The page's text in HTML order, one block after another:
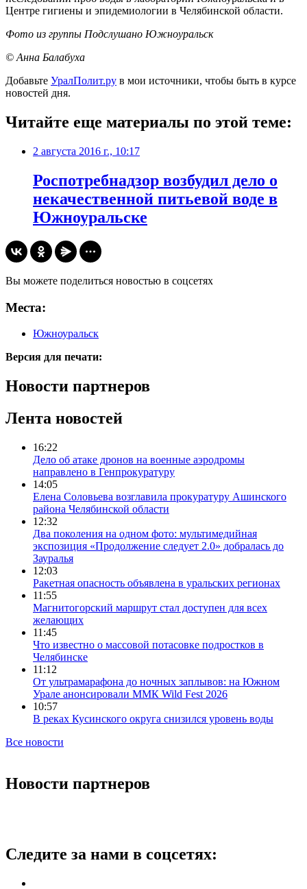
Центре гигиены и эпидемиологии в Челябинской области.
Фото из группы Подслушано Южноуральск
© Анна Балабуха
Добавьте УралПолит.ру в мои источники, чтобы быть в курсе
новостей дня.
Читайте еще материалы по этой теме:
2 августа 2016 г., 10:17
Роспотребнадзор возбудил дело о
некачественной питьевой воде в
Южноуральске
Вы можете поделиться новостью в соцсетях
Места:
Южноуральск
Версия для печати:
Новости партнеров
Лента новостей
16:22
Дело об атаке дронов на военные аэродромы
направлено в Генпрокуратуру
14:05
Елена Соловьева возглавила прокуратуру Ашинского
района Челябинской области
12:32
Два поколения на одном фото: мультимедийная
экспозиция «Продолжение следует 2.0» добралась до
Зауралья
12:03
Ракетная опасность объявлена в уральских регионах
11:55
Магнитогорский маршрут стал доступен для всех
желающих
11:45
Что известно о массовой потасовке подростков в
Челябинске
11:12
От ультрамарафона до ночных заплывов: на Южном
Урале анонсировали ММК Wild Fest 2026
10:57
В реках Кусинского округа снизился уровень воды
Все новости
Новости партнеров
Следите за нами в соцсетях: